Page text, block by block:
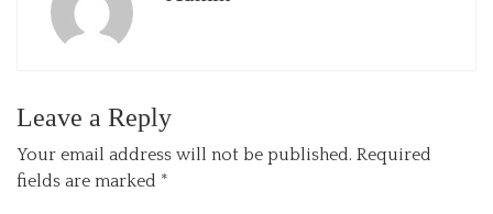
Leave a Reply
Your email address will not be published. Required
fields are marked *